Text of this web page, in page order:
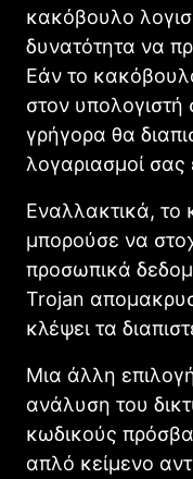
κακόβουλο
δυνατότητα να
Εάν το
στον υπολογιστή
γρήγορα θα
λογαριασμοί σας
Εναλλακτικά, το
μπορούσε να
προσωπικά
Trojan
κλέψει τα
Μια άλλη
ανάλυση του
κωδικούς
απλό κείμενο